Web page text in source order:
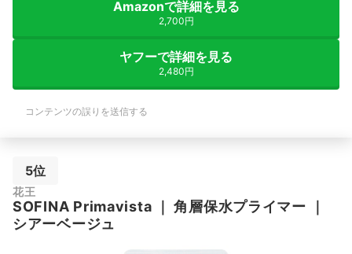
Amazonで詳細を見る
2,700円
ヤフーで詳細を見る
2,480円
コンテンツの誤りを送信する
5位
花王
SOFINA Primavista ｜角層保水プライマー
シアーベージュ